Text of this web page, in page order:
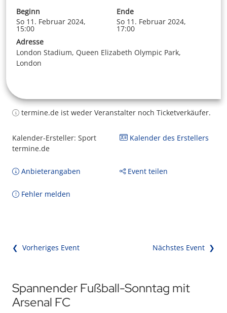
Beginn
So 11. Februar 2024,
15:00
Ende
So 11. Februar 2024,
17:00
Adresse
London Stadium, Queen Elizabeth Olympic Park,
London
termine.de ist weder Veranstalter noch Ticketverkäufer.
Kalender-Ersteller: Sport
termine.de
Kalender des Erstellers
Anbieterangaben Event teilen
Fehler melden
❮ Vorheriges Event Nächstes Event ❯
Spannender Fußball-Sonntag mit
Arsenal FC